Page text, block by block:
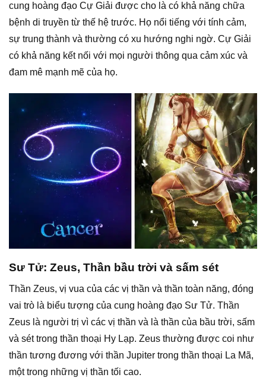
cung hoàng đạo Cự Giải được cho là có khả năng chữa
bệnh di truyền từ thế hệ trước. Họ nổi tiếng với tính cảm,
sự trung thành và thường có xu hướng nghi ngờ. Cự Giải
có khả năng kết nối với mọi người thông qua cảm xúc và
đam mê mạnh mẽ của họ.
Sư Tử: Zeus, Thần bầu trời và sấm sét
Thần Zeus, vị vua của các vị thần và thần toàn năng, đóng
vai trò là biểu tượng của cung hoàng đạo Sư Tử. Thần
Zeus là người trị vì các vị thần và là thần của bầu trời, sấm
và sét trong thần thoại Hy Lạp. Zeus thường được coi như
thần tương đương với thần Jupiter trong thần thoại La Mã,
một trong những vị thần tối cao.